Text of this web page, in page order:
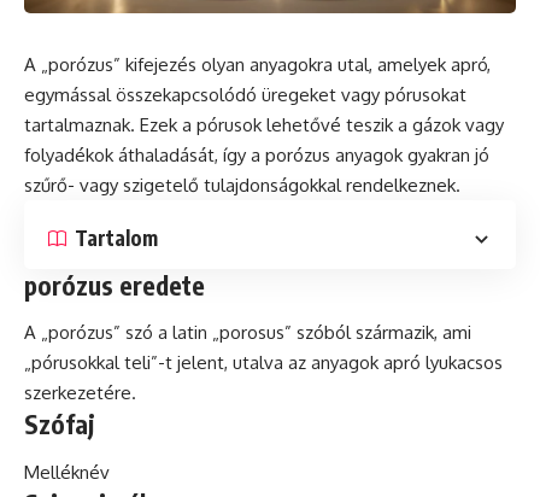
A „porózus” kifejezés olyan anyagokra utal, amelyek apró,
egymással összekapcsolódó üregeket vagy pórusokat
tartalmaznak. Ezek a pórusok lehetővé teszik a gázok vagy
folyadékok áthaladását, így a porózus anyagok gyakran jó
szűrő- vagy szigetelő tulajdonságokkal rendelkeznek.
Tartalom
porózus eredete
A „porózus” szó a latin „porosus” szóból származik, ami
„pórusokkal teli”-t jelent, utalva az anyagok apró lyukacsos
szerkezetére.
Szófaj
Melléknév